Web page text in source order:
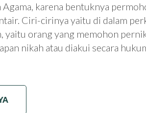
karena bentuknya
Ciri-cirinya yaitu di dalam
yaitu orang yang memohon
nikah atau diakui secara